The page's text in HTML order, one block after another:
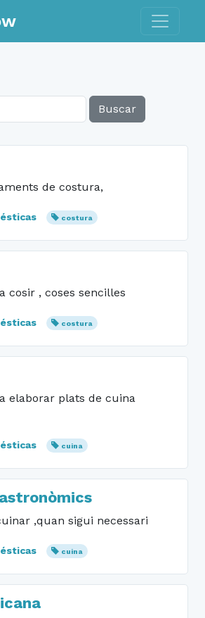
Toggle
Buscar
de costura,
costura
cosir , coses sencilles
costura
elaborar plats de cuina
cuina
,quan sigui necessari
cuina